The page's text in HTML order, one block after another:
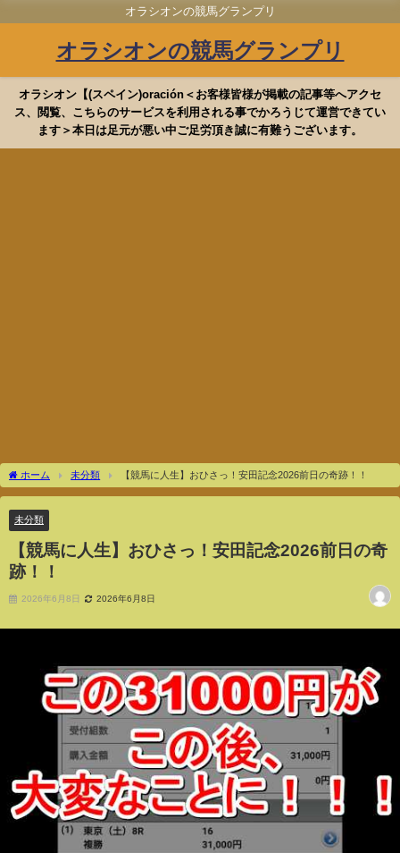
オラシオンの競馬グランプリ
オラシオンの競馬グランプリ
オラシオン【(スペイン)oración＜お客様皆様が掲載の記事等へアクセ
ス、閲覧、こちらのサービスを利用される事でかろうじて運営できてい
ます＞本日は足元が悪い中ご足労頂き誠に有難うございます。
ホーム 未分類 【競馬に人生】おひさっ！安田記念2026前日の奇跡！！
未分類
【競馬に人生】おひさっ！安田記念2026前日の奇
跡！！
2026年6月8日 2026年6月8日